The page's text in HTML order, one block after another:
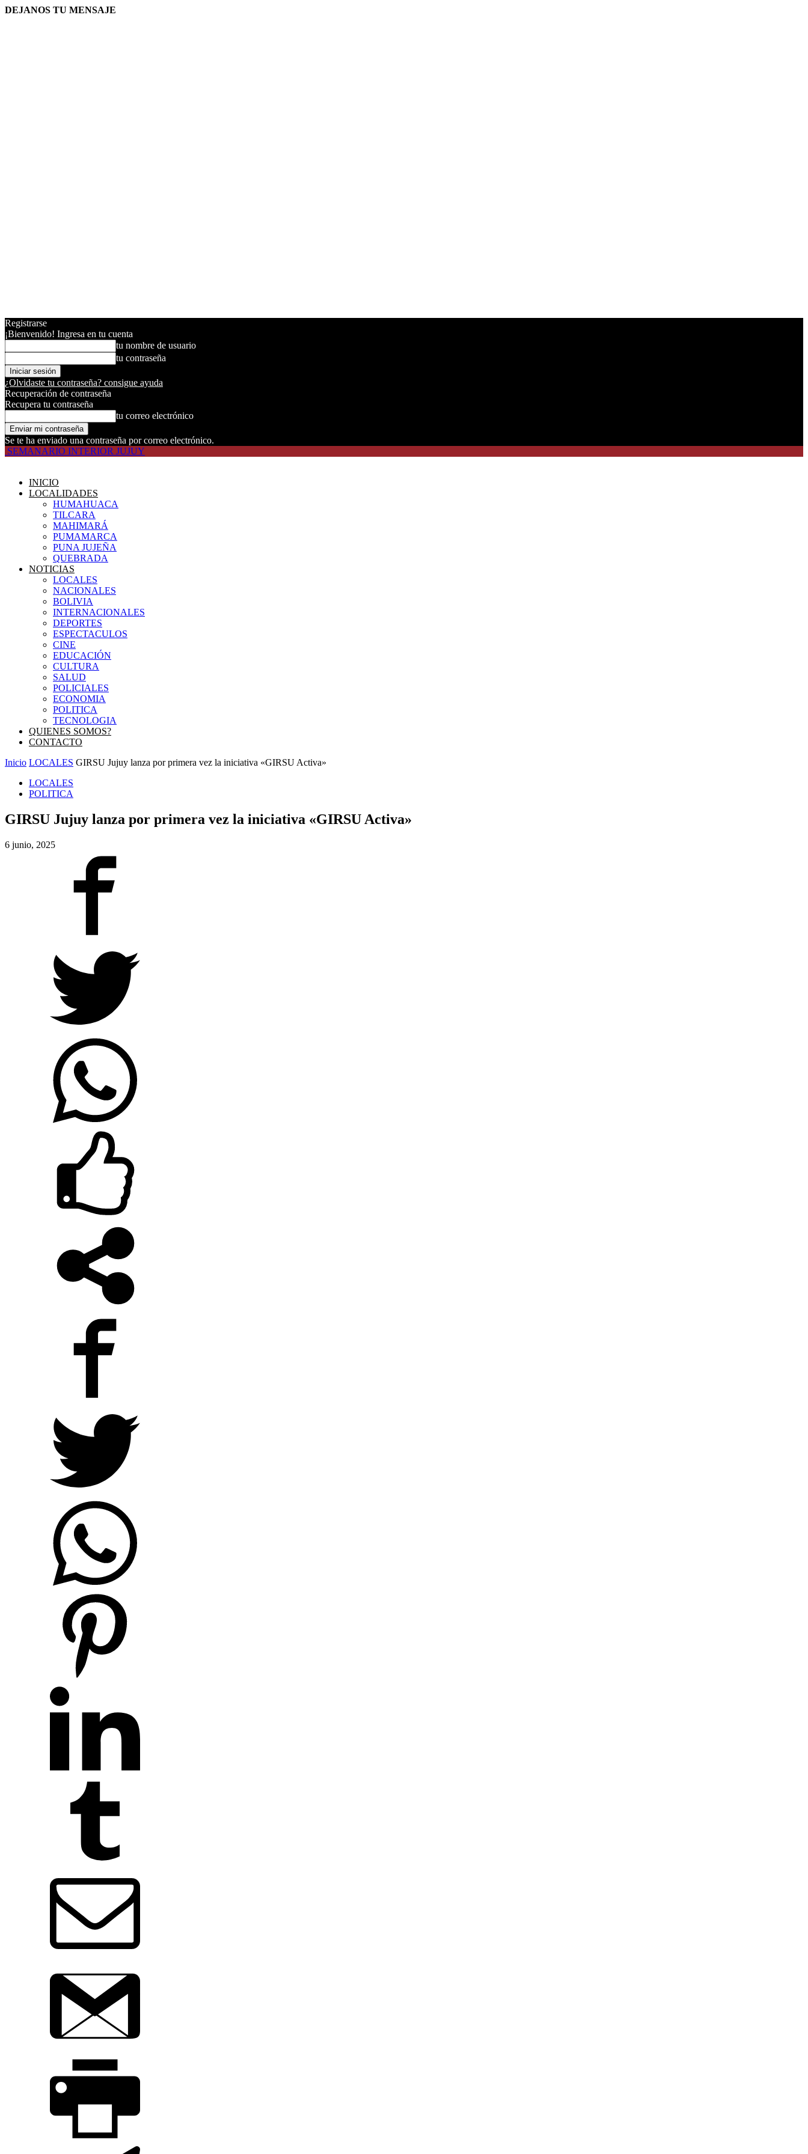
DEJANOS TU MENSAJE
Registrarse
¡Bienvenido! Ingresa en tu cuenta
tu nombre de usuario
tu contraseña
¿Olvidaste tu contraseña? consigue ayuda
Recuperación de contraseña
Recupera tu contraseña
tu correo electrónico
Se te ha enviado una contraseña por correo electrónico.
SEMANARIO INTERIOR JUJUY
INICIO
LOCALIDADES
HUMAHUACA
TILCARA
MAHIMARÁ
PUMAMARCA
PUNA JUJEÑA
QUEBRADA
NOTICIAS
LOCALES
NACIONALES
BOLIVIA
INTERNACIONALES
DEPORTES
ESPECTACULOS
CINE
EDUCACIÓN
CULTURA
SALUD
POLICIALES
ECONOMIA
POLITICA
TECNOLOGIA
QUIENES SOMOS?
CONTACTO
Inicio LOCALES GIRSU Jujuy lanza por primera vez la iniciativa «GIRSU Activa»
LOCALES
POLITICA
GIRSU Jujuy lanza por primera vez la iniciativa «GIRSU Activa»
6 junio, 2025